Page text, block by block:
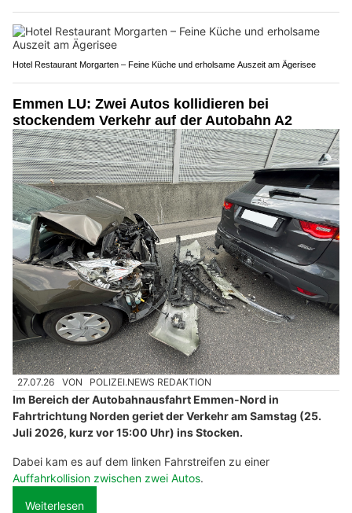
Hotel Restaurant Morgarten – Feine Küche und erholsame Auszeit am Ägerisee
Emmen LU: Zwei Autos kollidieren bei
stockendem Verkehr auf der Autobahn A2
27.07.26 VON POLIZEI.NEWS REDAKTION
Im Bereich der Autobahnausfahrt Emmen-Nord in
Fahrtrichtung Norden geriet der Verkehr am Samstag (25.
Juli 2026, kurz vor 15:00 Uhr) ins Stocken.
Dabei kam es auf dem linken Fahrstreifen zu einer
Auffahrkollision zwischen zwei Autos.
Weiterlesen